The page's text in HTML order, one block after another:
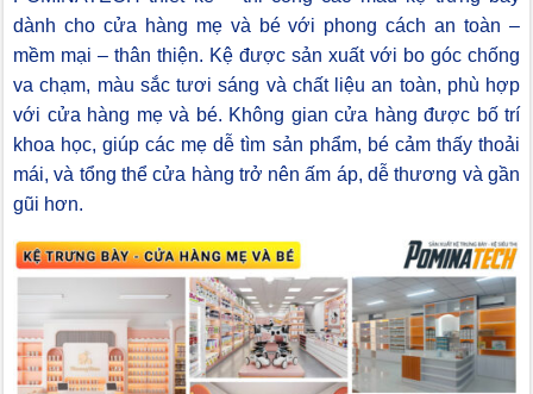
dành cho cửa hàng mẹ và bé với phong cách an toàn –
mềm mại – thân thiện. Kệ được sản xuất với bo góc chống
va chạm, màu sắc tươi sáng và chất liệu an toàn, phù hợp
với cửa hàng mẹ và bé. Không gian cửa hàng được bố trí
khoa học, giúp các mẹ dễ tìm sản phẩm, bé cảm thấy thoải
mái, và tổng thể cửa hàng trở nên ấm áp, dễ thương và gần
gũi hơn.